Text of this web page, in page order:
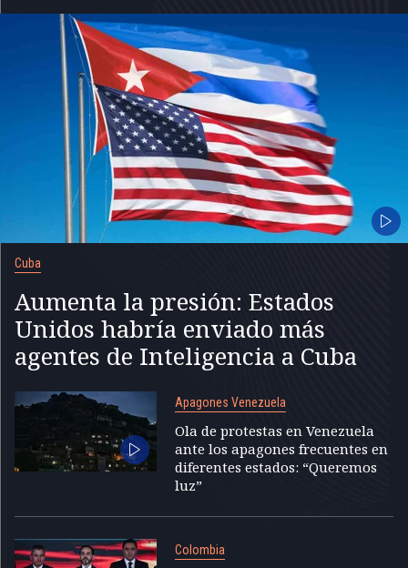
Cuba
Aumenta la presión: Estados
Unidos habría enviado más
agentes de Inteligencia a Cuba
Apagones Venezuela
Ola de protestas en Venezuela
ante los apagones frecuentes en
diferentes estados: “Queremos
luz”
Colombia